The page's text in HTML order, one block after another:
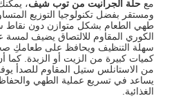
معحلة الجرانيت من توب شيف،
ومستقر بفضل تكنولوجيا التوزيع
طهي الطعام بشكل متوازن دون نقاط
الكوري المقاوم للالتصاق يضيف لمسة
سهلة التنظيف ويحافظ على طعامكِ
كميات كبيرة من الزيت أو الزبدة. كما
من الاستانلس ستيل المقاوم للصدأ يوفر
يساعد في تسريع عملية الطهي
الغذائية.